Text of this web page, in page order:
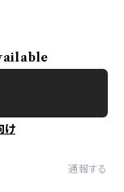
け
通報する